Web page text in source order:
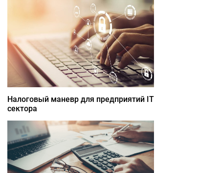
Налоговый маневр для предприятий IT
сектора